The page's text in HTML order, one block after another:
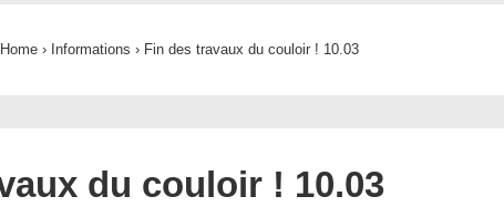
Home › Informations › Fin des travaux du couloir ! 10.03
du couloir ! 10.03